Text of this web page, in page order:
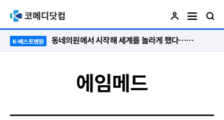
K-베스트병원 동네의원에서 시작해 세계를 놀라게 했다…관악구 50년 병원의 기적
에임메드